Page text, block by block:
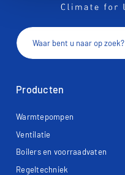
Producten
Warmtepompen
Ventilatie
Boilers en voorraadvaten
Regeltechniek